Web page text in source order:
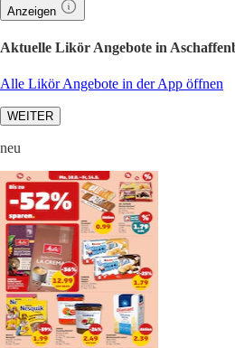
Anzeigen
Aktuelle Likör Angebote in
Alle Likör Angebote in der App öffnen
WEITER
neu